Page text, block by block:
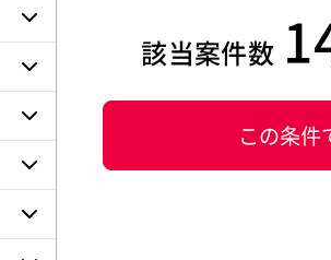
該当案件数
この条件